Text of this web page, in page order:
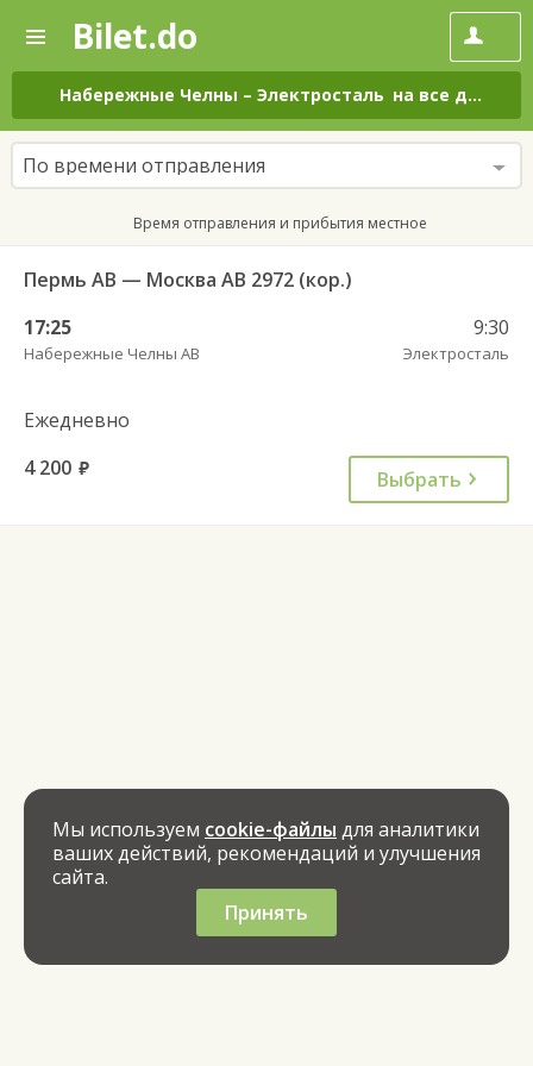
—
Поиск
и
покупка
билетов
на
автобус
онлайн
Bilet.do
Набережные Челны – Электросталь на все дни
По времени отправления
Время отправления и прибытия местное
Пермь АВ — Москва АВ 2972 (кор.)
17:25
Набережные Челны АВ
9:30
Электросталь
Ежедневно
4 200 руб. Выбрать
Мы используем cookie-файлы для аналитики
ваших действий, рекомендаций и улучшения
сайта.
Принять